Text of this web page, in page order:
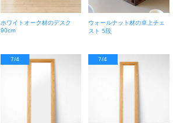
ホワイトオーク材のデスク
90cm
ウォールナット材の卓上チェ
スト 5段
7/4 7/4